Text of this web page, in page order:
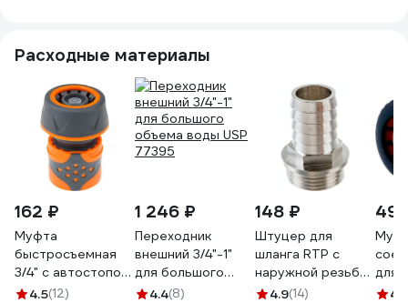
Расходные материалы
162 ₽
Муфта
быстросъемная
3/4" с автостопом
STARTUL ST6016-
4.5(12)
1 246 ₽
Переходник
внешний 3/4"-1"
для большого
объема воды USP
4.4(8)
148 ₽
Штуцер для
шланга RTP с
наружной резьбой
G 20х3/4 25157
4.9(14)
49
для
4.7